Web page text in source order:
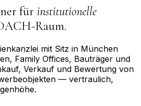
für institutionelle
Raum.
mit Sitz in München
Family Offices, Bauträger und
Verkauf und Bewertung von
— vertraulich,